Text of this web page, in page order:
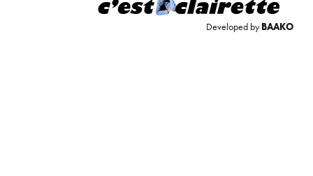
Developed byBAAKO